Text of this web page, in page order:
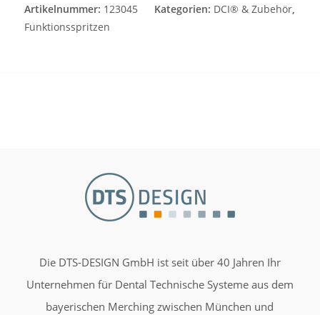
Artikelnummer: 123045 Kategorien: DCI® & Zubehör,
Funktionsspritzen
Die DTS-DESIGN GmbH ist seit über 40 Jahren Ihr
Unternehmen für Dental Technische Systeme aus dem
bayerischen Merching zwischen München und